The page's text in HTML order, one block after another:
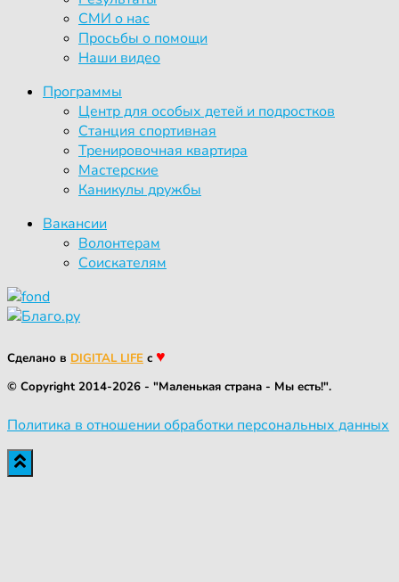
СМИ о нас
Просьбы о помощи
Наши видео
Программы
Центр для особых детей и подростков
Станция спортивная
Тренировочная квартира
Мастерские
Каникулы дружбы
Вакансии
Волонтерам
Соискателям
Сделано в DIGITAL LIFE с ♥
© Copyright 2014-2026 - "Маленькая страна - Мы есть!".
Политика в отношении обработки персональных данных